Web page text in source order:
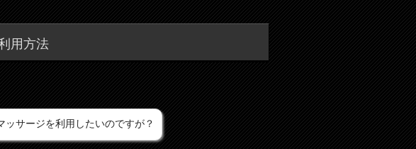
用方法
ッサージを利用したいのですが？